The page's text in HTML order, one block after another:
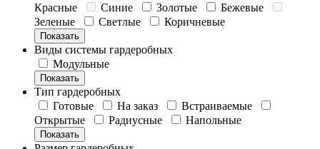
Красные
Синие Золотые
Бежевые
Зеленые
Светлые Коричневые
Показать
Виды системы гардеробных
Модульные
Показать
Тип гардеробных
Готовые
На заказ
Встраиваемые
Открытые
Радиусные Напольные
Показать